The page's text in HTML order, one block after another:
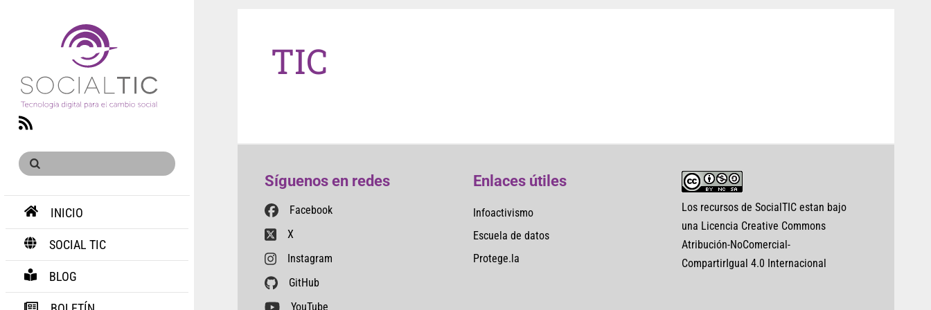
RSS
INICIO
SOCIAL TIC
BLOG
TIC
Síguenos en redes
Facebook
X
Instagram
GitHub
YouTube
Enlaces útiles
Infoactivismo
Escuela de datos
Protege.la
Los recursos de SocialTIC estan bajo
una Licencia Creative Commons
Atribución-NoComercial-
CompartirIgual 4.0 Internacional